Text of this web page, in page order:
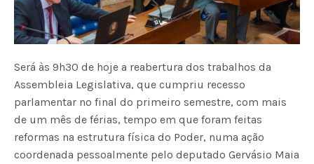
Será às 9h30 de hoje a reabertura dos trabalhos da
Assembleia Legislativa, que cumpriu recesso
parlamentar no final do primeiro semestre, com mais
de um mês de férias, tempo em que foram feitas
reformas na estrutura física do Poder, numa ação
coordenada pessoalmente pelo deputado Gervásio Maia